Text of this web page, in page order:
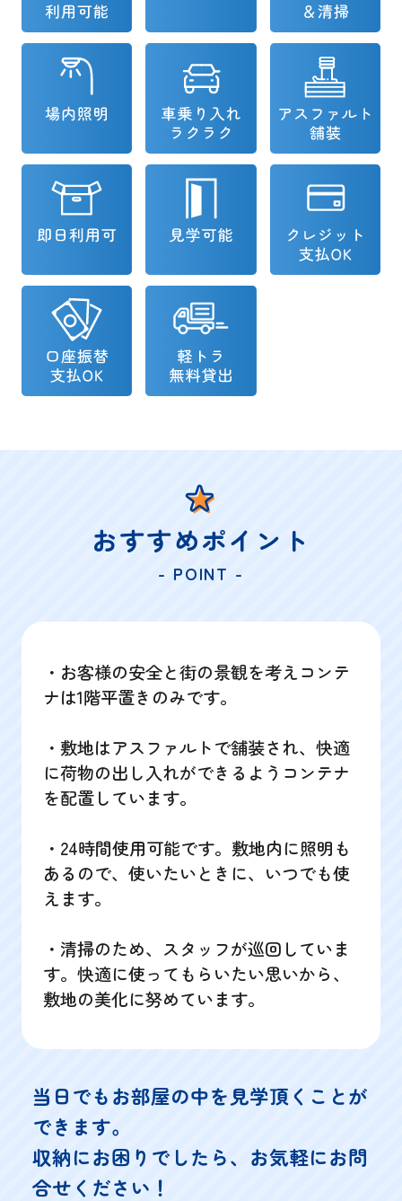
おすすめポイント
- POINT -
・お客様の安全と街の景観を考えコンテ
ナは1階平置きのみです。
・敷地はアスファルトで舗装され、快適
に荷物の出し入れができるようコンテナ
を配置しています。
・24時間使用可能です。敷地内に照明も
あるので、使いたいときに、いつでも使
えます。
・清掃のため、スタッフが巡回していま
す。快適に使ってもらいたい思いから、
敷地の美化に努めています。
当日でもお部屋の中を見学頂くことが
できます。
収納にお困りでしたら、お気軽にお問
合せください！